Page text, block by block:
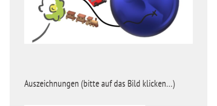
Auszeichnungen (bitte auf das Bild klicken…)